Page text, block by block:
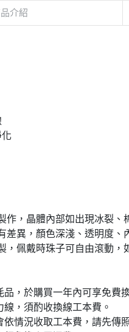
介紹
化
，晶體內部如出現冰裂、
異，顏色深淺、透明度、
佩戴時珠子可自由滾動，
品，於購買一年內可享免費
，須酌收換線工本費。
依情況收取工本費，請先傳